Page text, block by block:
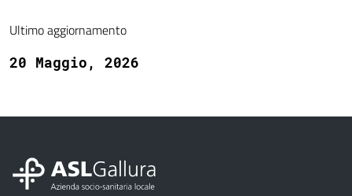
Ultimo aggiornamento
20 Maggio, 2026